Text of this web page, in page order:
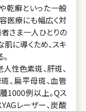
乾癬といった一般
医療にも幅広く対
さま一人ひとりの
に導くため、スキ
性色素斑、肝斑、
、扁平母斑、血管
1000例以上。Qス
レーザー、炭酸